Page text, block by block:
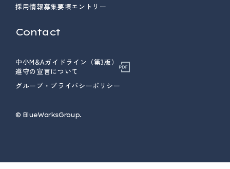
採用情報募集要項エントリー
Contact
中小M&Aガイドライン（第3版）
遵守の宣言について
グループ・プライバシーポリシー
© ︎BlueWorksGroup.